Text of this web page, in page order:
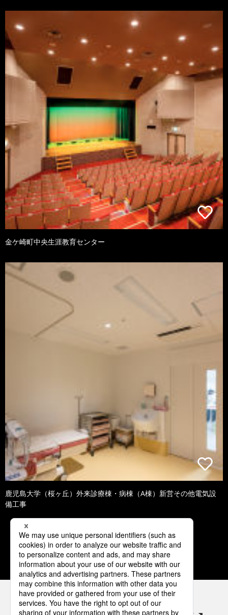
金ケ崎町中央生涯教育センター
鹿児島大学（桜ヶ丘）外来診療棟・病棟（A棟）新営その他電気設
備工事
1 2 3 4 5
パナソニックの電気設備 SNSアカウント